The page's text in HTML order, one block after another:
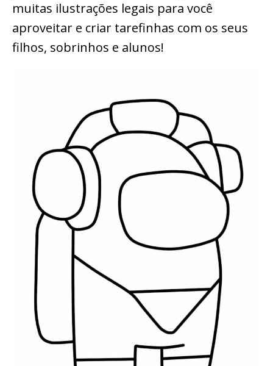
muitas ilustrações legais para você
aproveitar e criar tarefinhas com os seus
filhos, sobrinhos e alunos!